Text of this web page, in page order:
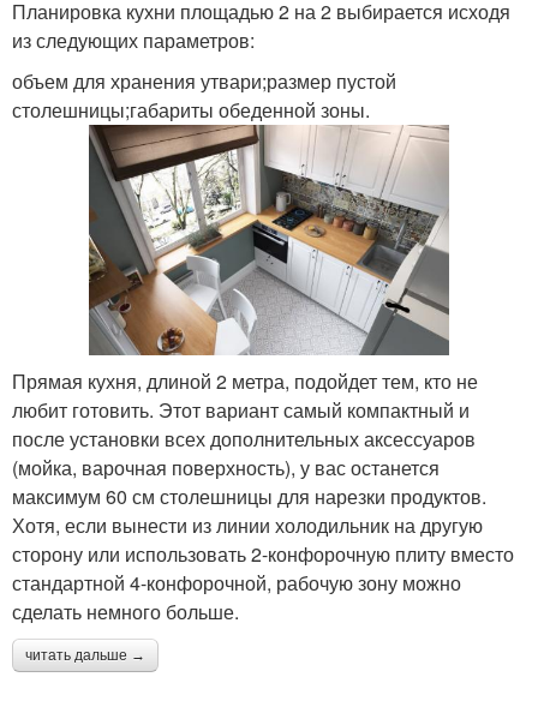
Планировка кухни площадью 2 на 2 выбирается исходя
из следующих параметров:
объем для хранения утвари;размер пустой
столешницы;габариты обеденной зоны.
Прямая кухня, длиной 2 метра, подойдет тем, кто не
любит готовить. Этот вариант самый компактный и
после установки всех дополнительных аксессуаров
(мойка, варочная поверхность), у вас останется
максимум 60 см столешницы для нарезки продуктов.
Хотя, если вынести из линии холодильник на другую
сторону или использовать 2-конфорочную плиту вместо
стандартной 4-конфорочной, рабочую зону можно
сделать немного больше.
читать дальше →